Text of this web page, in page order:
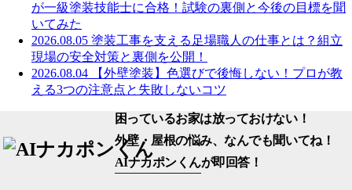
が一級塗装技能士に合格！試験の裏側と今後の目標を聞
いてみた
2026.08.05 塗装工事を支える足場職人の仕事とは？組立
現場の安全対策と裏側を公開！
2026.08.04
【外壁塗装】色選びで後悔しない！プロが教
える3つの注意点と失敗しないコツ
困っているお家は放っておけない！
外壁・屋根の悩み、なんでも聞いてね！
AIナカポンくんが即回答！